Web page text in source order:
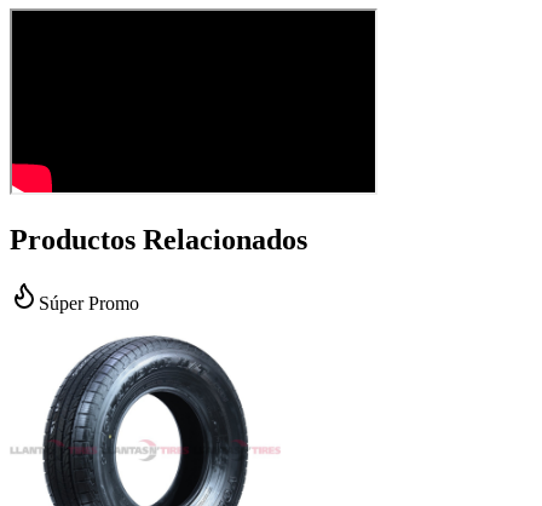
Productos Relacionados
Súper Promo